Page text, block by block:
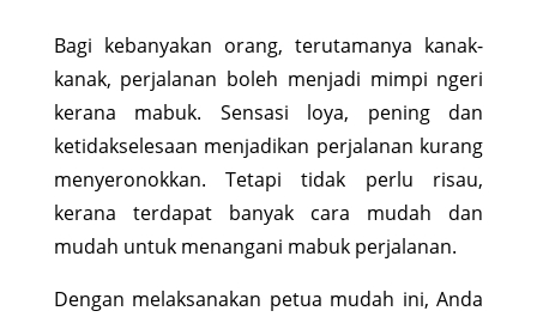
Bagi kebanyakan orang, terutamanya kanak-
kanak, perjalanan boleh menjadi mimpi ngeri
kerana mabuk. Sensasi loya, pening dan
ketidakselesaan menjadikan perjalanan kurang
menyeronokkan. Tetapi tidak perlu risau,
kerana terdapat banyak cara mudah dan
mudah untuk menangani mabuk perjalanan.
Dengan melaksanakan petua mudah ini, Anda